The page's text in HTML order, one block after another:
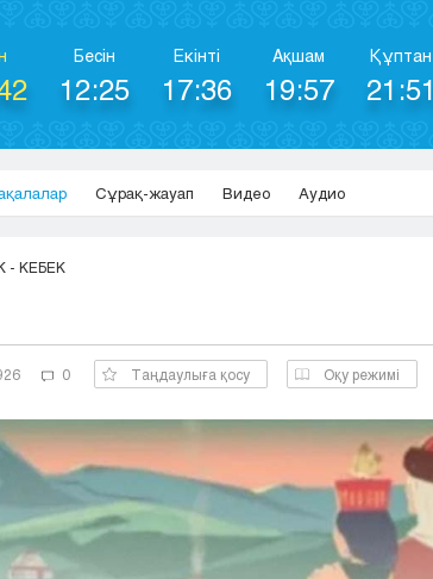
Бесін
12:25
Екінті
17:36
Ақшам
19:57
Құптан
21:51
Сұрақ-жауап Видео Аудио
- КЕБЕК
0 Таңдаулыға қосу Оқу режимі